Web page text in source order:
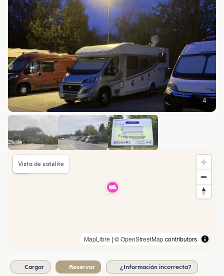
4
MapLibre | ©OpenStreetMapcontributors
Vista de satélite
Cargar Reservar ¿Información incorrecta?